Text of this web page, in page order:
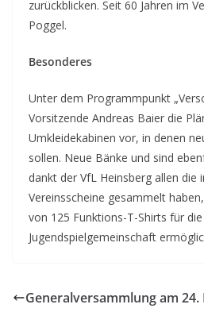
zurückblicken. Seit 60 Jahren im
Poggel.
Besonderes
Unter dem Programmpunkt
Vorsitzende Andreas Baier die
Umkleidekabinen vor, in denen
sollen. Neue Bänke und sind
dankt der VfL Heinsberg allen die
Vereinsscheine gesammelt
von 125 Funktions-T-Shirts für die
Jugendspielgemeinschaft
Generalversammlung am 24.